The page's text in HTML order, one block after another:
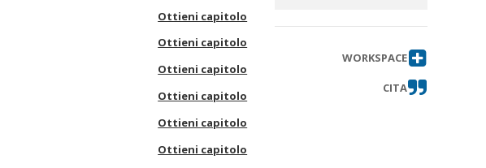
Ottieni capitolo
Ottieni capitolo
Ottieni capitolo
Ottieni capitolo
Ottieni capitolo
Ottieni capitolo
WORKSPACE
CITA